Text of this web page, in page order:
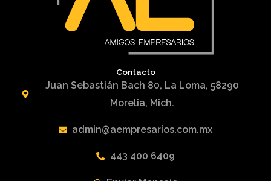
Contacto
Juan Sebastián Bach 80, La Loma, 58290
Morelia, Mich.
admin@aempresarios.com.mx
443 400 6409